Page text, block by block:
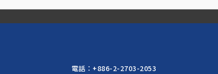
電話： +886-2-2703-2053